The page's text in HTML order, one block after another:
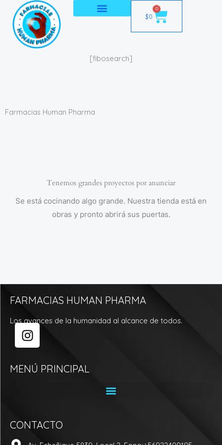
contenido
$0
0
Cart
[fibosearch]
Farmacias Human Pharma
Tenemos grandes proyectos por anunciar
Se está cocinando algo grande. Nuestra tienda está en
obras y pronto abrirá sus puertas.
FARMACIAS HUMAN PHARMA
Los avances de la humanidad al alcance de todos.
I
n
t
m
MENÚ PRINCIPAL
CONTACTO